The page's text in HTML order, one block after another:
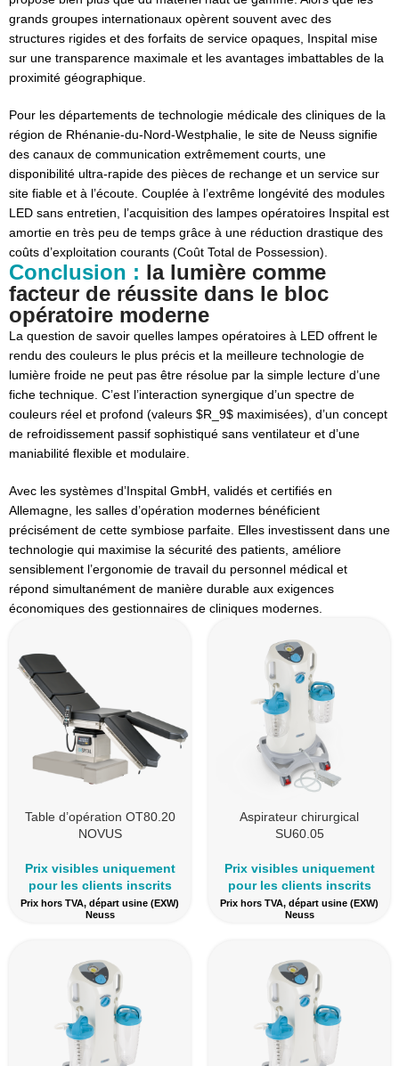
grands groupes internationaux opèrent souvent avec des
structures rigides et des forfaits de service opaques, Inspital mise
sur une transparence maximale et les avantages imbattables de la
proximité géographique.
Pour les départements de technologie médicale des cliniques de la
région de Rhénanie-du-Nord-Westphalie, le site de Neuss signifie
des canaux de communication extrêmement courts, une
disponibilité ultra-rapide des pièces de rechange et un service sur
site fiable et à l’écoute. Couplée à l’extrême longévité des modules
LED sans entretien, l’acquisition des lampes opératoires Inspital est
amortie en très peu de temps grâce à une réduction drastique des
coûts d’exploitation courants (Coût Total de Possession).
Conclusion : la lumière comme
facteur de réussite dans le bloc
opératoire moderne
La question de savoir quelles lampes opératoires à LED offrent le
rendu des couleurs le plus précis et la meilleure technologie de
lumière froide ne peut pas être résolue par la simple lecture d’une
fiche technique. C’est l’interaction synergique d’un spectre de
couleurs réel et profond (valeurs $R_9$ maximisées), d’un concept
de refroidissement passif sophistiqué sans ventilateur et d’une
maniabilité flexible et modulaire.
Avec les systèmes d’Inspital GmbH, validés et certifiés en
Allemagne, les salles d’opération modernes bénéficient
précisément de cette symbiose parfaite. Elles investissent dans une
technologie qui maximise la sécurité des patients, améliore
sensiblement l’ergonomie de travail du personnel médical et
répond simultanément de manière durable aux exigences
économiques des gestionnaires de cliniques modernes.
Table d’opération OT80.20
NOVUS
Prix visibles uniquement
pour les clients inscrits
Prix hors TVA, départ usine (EXW)
Neuss
Aspirateur chirurgical
SU60.05
Prix visibles uniquement
pour les clients inscrits
Prix hors TVA, départ usine (EXW)
Neuss